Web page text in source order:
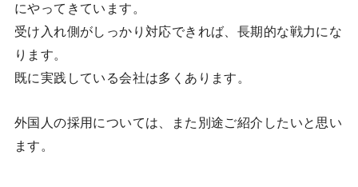
にやってきています。
受け入れ側がしっかり対応できれば、長期的な戦力にな
ります。
既に実践している会社は多くあります。
外国人の採用については、また別途ご紹介したいと思い
ます。